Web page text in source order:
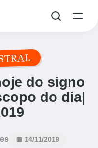
do signo
do dia|
📅 14/11/2019